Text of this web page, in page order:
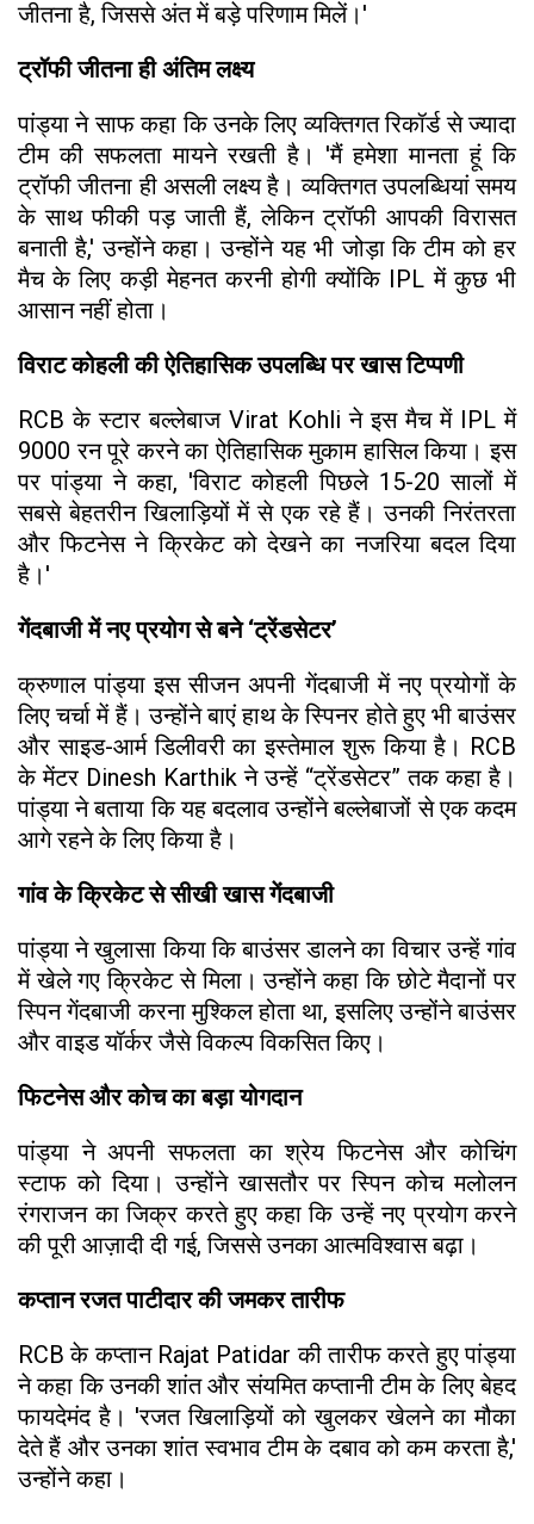
जीतना है, जिससे अंत में बड़े परिणाम मिलें।'
ट्रॉफी जीतना ही अंतिम लक्ष्य
पांड्या ने साफ कहा कि उनके लिए व्यक्तिगत रिकॉर्ड से ज्यादा
टीम की सफलता मायने रखती है। 'मैं हमेशा मानता हूं कि
ट्रॉफी जीतना ही असली लक्ष्य है। व्यक्तिगत उपलब्धियां समय
के साथ फीकी पड़ जाती हैं, लेकिन ट्रॉफी आपकी विरासत
बनाती है,' उन्होंने कहा। उन्होंने यह भी जोड़ा कि टीम को हर
मैच के लिए कड़ी मेहनत करनी होगी क्योंकि IPL में कुछ भी
आसान नहीं होता।
विराट कोहली की ऐतिहासिक उपलब्धि पर खास टिप्पणी
RCB के स्टार बल्लेबाज Virat Kohli ने इस मैच में IPL में
9000 रन पूरे करने का ऐतिहासिक मुकाम हासिल किया। इस
पर पांड्या ने कहा, 'विराट कोहली पिछले 15-20 सालों में
सबसे बेहतरीन खिलाड़ियों में से एक रहे हैं। उनकी निरंतरता
और फिटनेस ने क्रिकेट को देखने का नजरिया बदल दिया
है।'
गेंदबाजी में नए प्रयोग से बने ‘ट्रेंडसेटर’
क्रुणाल पांड्या इस सीजन अपनी गेंदबाजी में नए प्रयोगों के
लिए चर्चा में हैं। उन्होंने बाएं हाथ के स्पिनर होते हुए भी बाउंसर
और साइड-आर्म डिलीवरी का इस्तेमाल शुरू किया है। RCB
के मेंटर Dinesh Karthik ने उन्हें “ट्रेंडसेटर” तक कहा है।
पांड्या ने बताया कि यह बदलाव उन्होंने बल्लेबाजों से एक कदम
आगे रहने के लिए किया है।
गांव के क्रिकेट से सीखी खास गेंदबाजी
पांड्या ने खुलासा किया कि बाउंसर डालने का विचार उन्हें गांव
में खेले गए क्रिकेट से मिला। उन्होंने कहा कि छोटे मैदानों पर
स्पिन गेंदबाजी करना मुश्किल होता था, इसलिए उन्होंने बाउंसर
और वाइड यॉर्कर जैसे विकल्प विकसित किए।
फिटनेस और कोच का बड़ा योगदान
पांड्या ने अपनी सफलता का श्रेय फिटनेस और कोचिंग
स्टाफ को दिया। उन्होंने खासतौर पर स्पिन कोच मलोलन
रंगराजन का जिक्र करते हुए कहा कि उन्हें नए प्रयोग करने
की पूरी आज़ादी दी गई, जिससे उनका आत्मविश्वास बढ़ा।
कप्तान रजत पाटीदार की जमकर तारीफ
RCB के कप्तान Rajat Patidar की तारीफ करते हुए पांड्या
ने कहा कि उनकी शांत और संयमित कप्तानी टीम के लिए बेहद
फायदेमंद है। 'रजत खिलाड़ियों को खुलकर खेलने का मौका
देते हैं और उनका शांत स्वभाव टीम के दबाव को कम करता है,'
उन्होंने कहा।